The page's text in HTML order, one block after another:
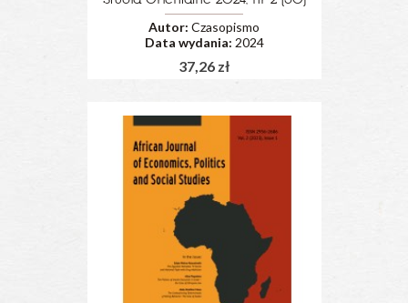
Autor: Czasopismo
Data wydania: 2024
37,26 zł